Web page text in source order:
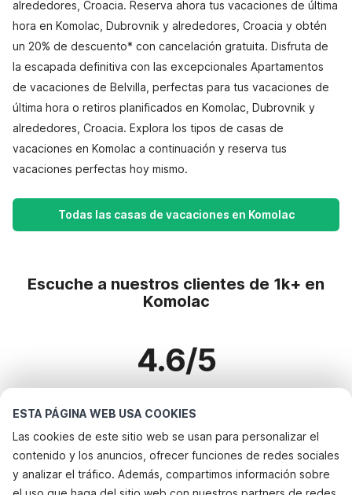
ESTA PÁGINA WEB USA COOKIES
Las cookies de este sitio web se usan para personalizar el
contenido y los anuncios, ofrecer funciones de redes sociales
y analizar el tráfico. Además, compartimos información sobre
el uso que haga del sitio web con nuestros partners de redes
alrededores, Croacia. Reserva ahora tus vacaciones de última
hora en Komolac, Dubrovnik y alrededores, Croacia y obtén
un 20% de descuento* con cancelación gratuita. Disfruta de
la escapada definitiva con las excepcionales Apartamentos
de vacaciones de Belvilla, perfectas para tus vacaciones de
última hora o retiros planificados en Komolac, Dubrovnik y
alrededores, Croacia. Explora los tipos de casas de
vacaciones en Komolac a continuación y reserva tus
vacaciones perfectas hoy mismo.
Todas las casas de vacaciones en Komolac
Escuche a nuestros clientes de 1k+ en
Komolac
4.6/5
Destinos más populares para vacaciones
Ciudades con los mejores servicios para vacaciones